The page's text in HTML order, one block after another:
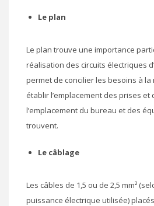
Le plan
Le plan trouve une importance
réalisation des circuits électriques
permet de concilier les besoins à la
établir l’emplacement des prises
l’emplacement du bureau et des
trouvent.
Le câblage
Les câbles de 1,5 ou de 2,5 mm²
puissance électrique utilisée)